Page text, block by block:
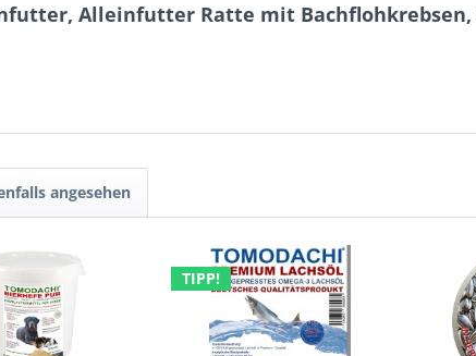
Alleinfutter Ratte mit
angesehen
TIPP!